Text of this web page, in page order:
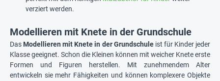
verziert werden.
Modellieren mit Knete in der Grundschule
Das Modellieren mit Knete in der Grundschuleist für Kinder jeder
Klasse geeignet. Schon die Kleinen können mit weicher Knete erste
Formen und Figuren herstellen. Mit zunehmendem Alter
entwickeln sie mehr Fähigkeiten und können komplexere Objekte